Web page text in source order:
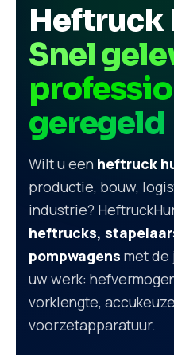
Heftruck
Snel
geregeld
Wilt u een heftruck
productie, bouw,
industrie?
heftrucks,
pompwagens met
uw werk:
vorklengte,
voorzetapparatuur.